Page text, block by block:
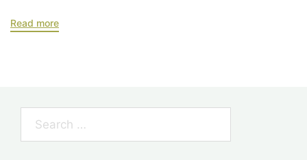
Read more